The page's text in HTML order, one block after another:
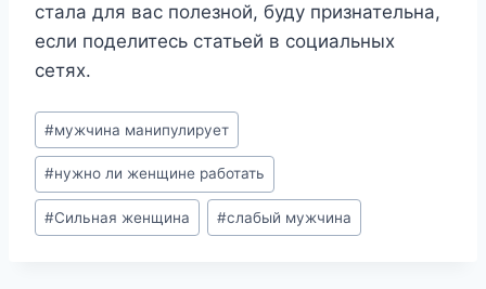
стала для вас полезной, буду признательна,
если поделитесь статьей в социальных
сетях.
Post
Tags:
#мужчина манипулирует
#нужно ли женщине работать
#Сильная женщина #слабый мужчина